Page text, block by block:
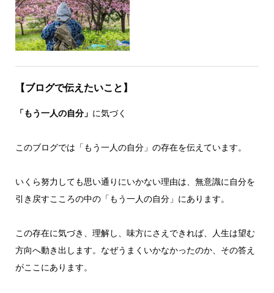
【ブログで伝えたいこと】
「もう一人の自分」 に気づく
このブログでは「もう一人の自分」の存在を伝えています。
いくら努力しても思い通りにいかない理由は、無意識に自分を
引き戻すこころの中の「もう一人の自分」にあります。
この存在に気づき、理解し、味方にさえできれば、人生は望む
方向へ動き出します。なぜうまくいかなかったのか、その答え
がここにあります。